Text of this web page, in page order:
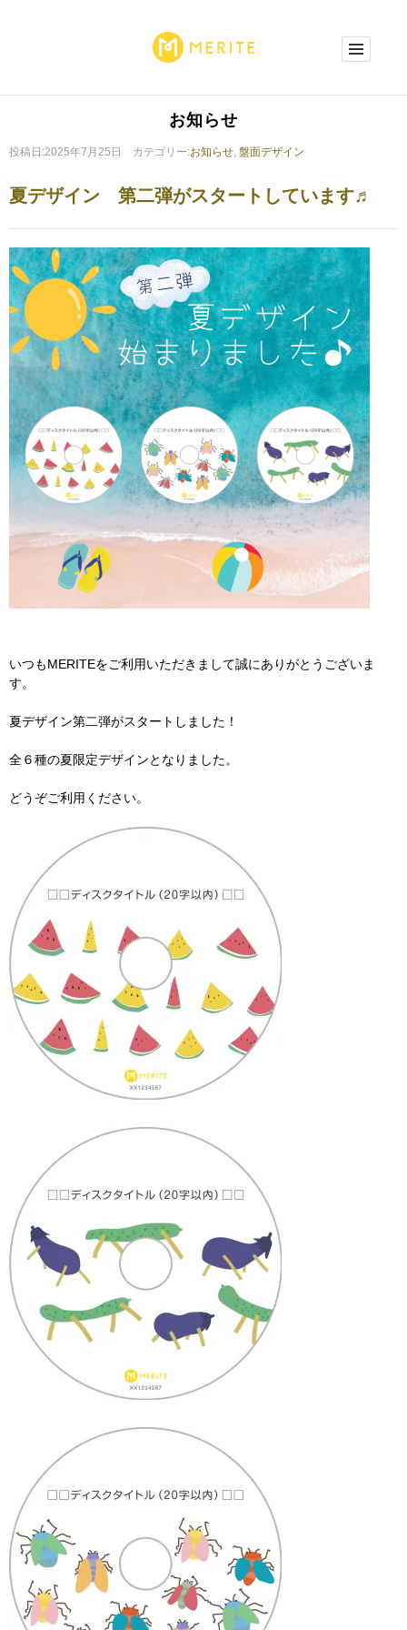
お知らせ
投稿日:2025年7月25日 カテゴリー:お知らせ, 盤面デザイン
夏デザイン 第二弾がスタートしています♬
いつもMERITEをご利用いただきまして誠にありがとうございま
す。
夏デザイン第二弾がスタートしました！
全６種の夏限定デザインとなりました。
どうぞご利用ください。